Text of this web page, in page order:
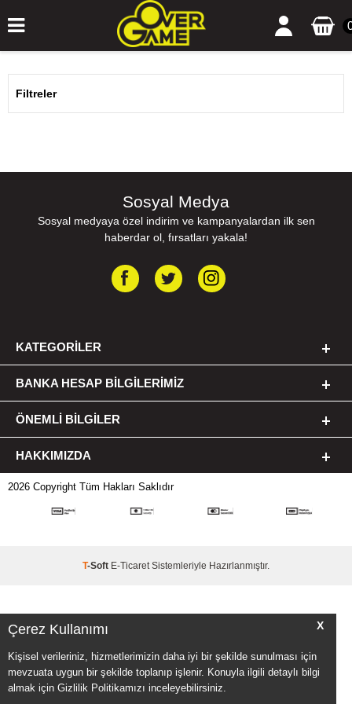
X
Çerez Kullanımı
Kişisel verileriniz, hizmetlerimizin daha iyi bir şekilde sunulması için
mevzuata uygun bir şekilde toplanıp işlenir. Konuyla ilgili detaylı bilgi
almak için Gizlilik Politikamızı inceleyebilirsiniz.
Filtreler
Sosyal Medya
Sosyal medyaya özel indirim ve kampanyalardan ilk sen
haberdar ol, fırsatları yakala!
KATEGORILER
BANKA HESAP BILGILERIMIZ
ÖNEMLI BILGILER
HAKKIMIZDA
2026 Copyright Tüm Hakları Saklıdır
T-Soft E-TicaretSistemleriyle Hazırlanmıştır.